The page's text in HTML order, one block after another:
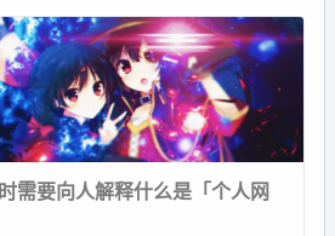
需要向人解释什么是「个人网